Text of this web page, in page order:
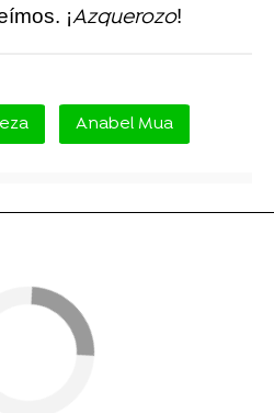
¡Azquerozo!
Anabel Mua